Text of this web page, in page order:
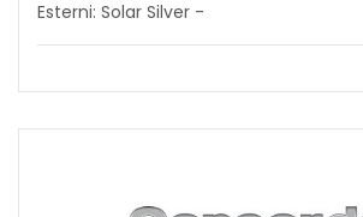
Esterni: Solar Silver -